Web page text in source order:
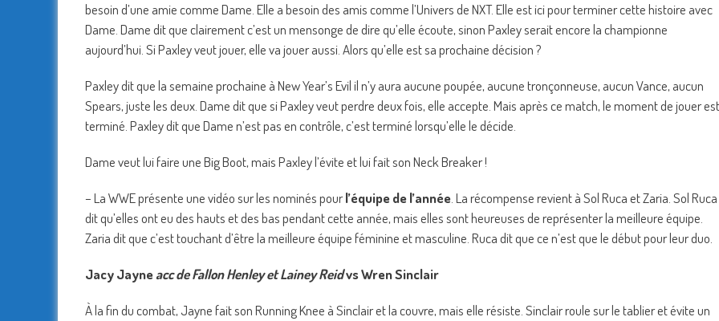
besoin d’une amie comme Dame. Elle a besoin des amis comme l’Univers de NXT. Elle est ici pour terminer cette histoire avec
Dame. Dame dit que clairement c’est un mensonge de dire qu’elle écoute, sinon Paxley serait encore la championne
aujourd’hui. Si Paxley veut jouer, elle va jouer aussi. Alors qu’elle est sa prochaine décision ?
Paxley dit que la semaine prochaine à New Year’s Evil il n’y aura aucune poupée, aucune tronçonneuse, aucun Vance, aucun
Spears, juste les deux. Dame dit que si Paxley veut perdre deux fois, elle accepte. Mais après ce match, le moment de jouer est
terminé. Paxley dit que Dame n’est pas en contrôle, c’est terminé lorsqu’elle le décide.
Dame veut lui faire une Big Boot, mais Paxley l’évite et lui fait son Neck Breaker !
– La WWE présente une vidéo sur lesnominés pourl’équipe de l’année. La récompense revient à Sol Ruca et Zaria. Sol Ruca
dit qu’elles ont eu des hauts et des bas pendant cette année, mais elles sont heureuses de représenter la meilleure équipe.
Zaria dit que c’est touchant d’être la meilleure équipe féminine et masculine. Ruca dit que ce n’est que le début pour leur duo.
Jacy Jayneacc de Fallon Henley et Lainey Reidvs Wren Sinclair
À la fin du combat, Jayne fait son Running Knee à Sinclair et la couvre, mais elle résiste. Sinclair roule sur le tablier et évite un